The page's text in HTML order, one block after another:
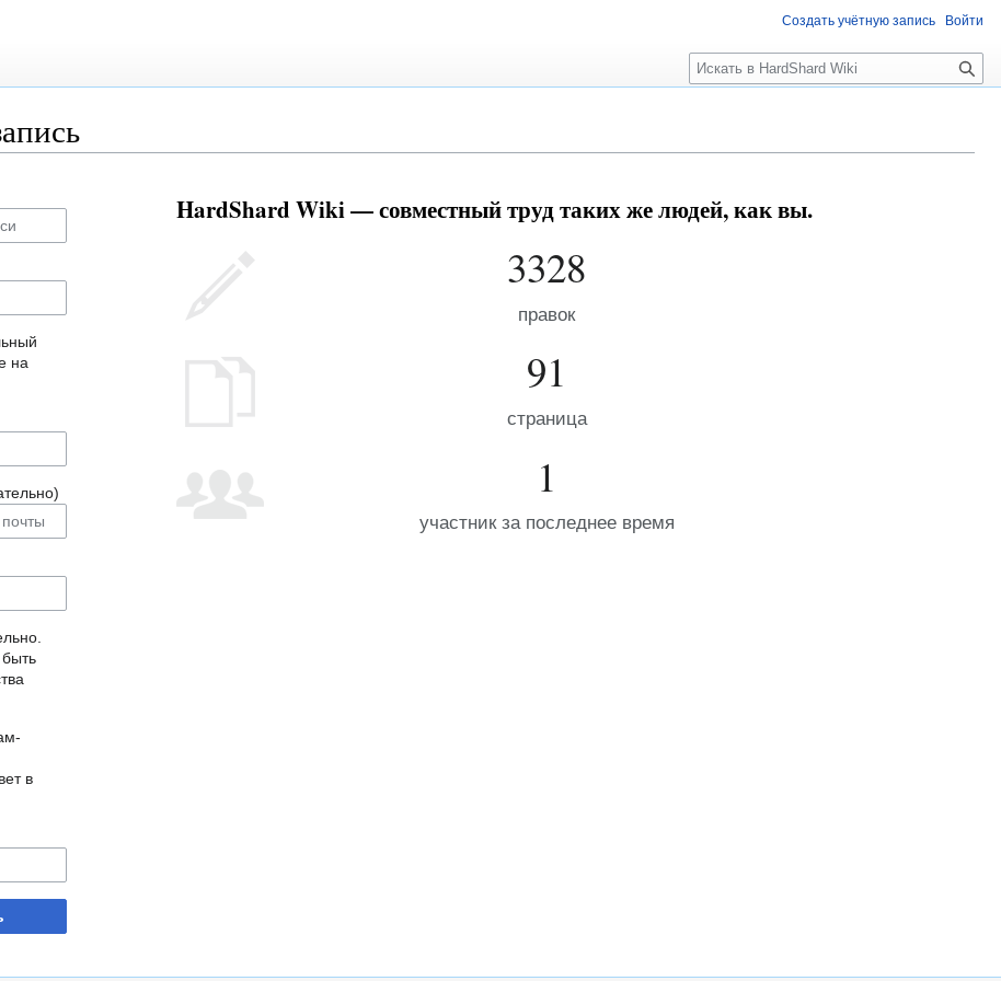
на
в
HardShard Wiki — совместный труд таких же людей, как вы.
3328
правок
91
страница
1
участник за последнее время
Создать учётную запись Войти
Поиск